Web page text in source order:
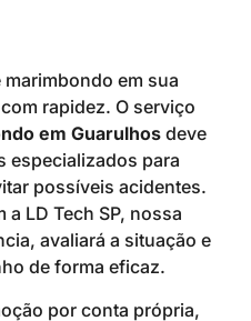
em sua
rapidez. O serviço
em Guarulhos deve
especializados para
possíveis acidentes.
LD Tech SP, nossa
avaliará a situação e
de forma eficaz.
por conta própria,